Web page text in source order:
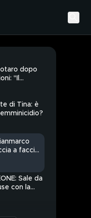
dopo
"Il
di Tina: è
a faccia
Sale da
con la